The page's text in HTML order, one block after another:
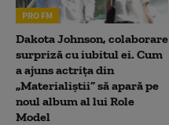
PRO FM
Dakota Johnson, colaborare
surpriză cu iubitul ei. Cum
a ajuns actrița din
„Materialiștii” să apară pe
noul album al lui Role
Model